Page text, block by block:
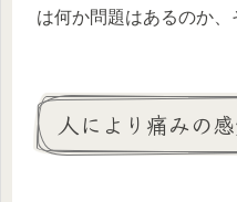
は何か問題はあるのか
人により痛みの